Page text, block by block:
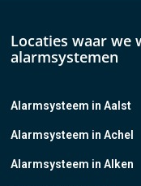
Locaties waar we
alarmsystemen
Alarmsysteem in Aalst
Alarmsysteem in Achel
Alarmsysteem in Alken